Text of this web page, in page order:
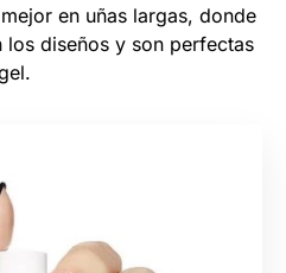
en uñas largas, donde
diseños y son perfectas